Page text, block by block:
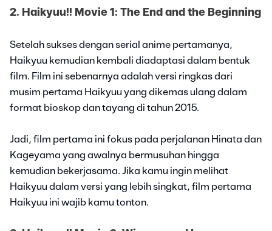
2. Haikyuu!! Movie 1: The End and the Beginning
Setelah sukses dengan serial anime pertamanya,
Haikyuu kemudian kembali diadaptasi dalam bentuk
film. Film ini sebenarnya adalah versi ringkas dari
musim pertama Haikyuu yang dikemas ulang dalam
format bioskop dan tayang di tahun 2015.
Jadi, film pertama ini fokus pada perjalanan Hinata dan
Kageyama yang awalnya bermusuhan hingga
kemudian bekerjasama. Jika kamu ingin melihat
Haikyuu dalam versi yang lebih singkat, film pertama
Haikyuu ini wajib kamu tonton.